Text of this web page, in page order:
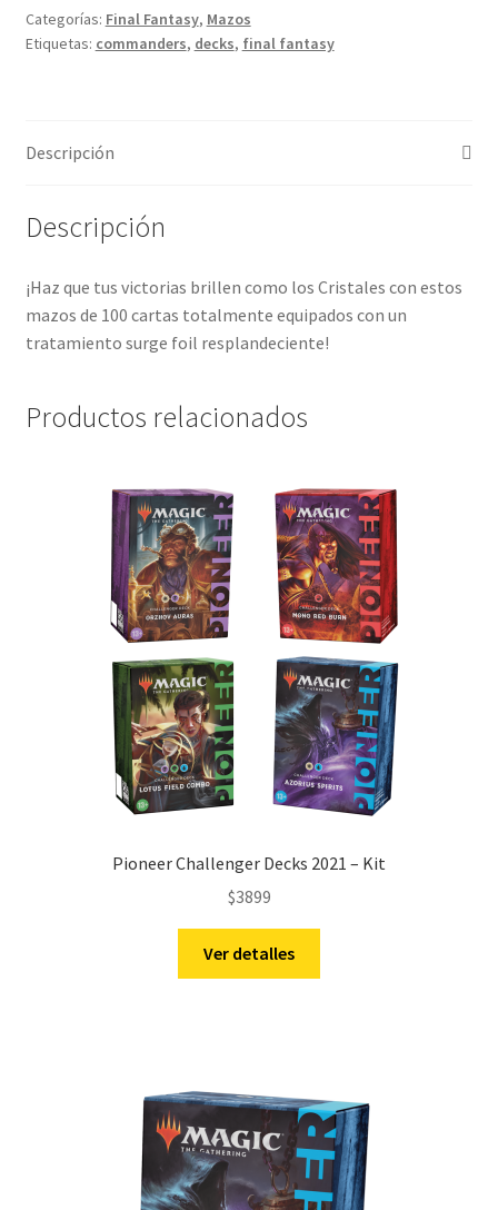
Categorías: Final Fantasy, Mazos
Etiquetas: commanders, decks, final fantasy
Descripción
Descripción
¡Haz que tus victorias brillen como los Cristales con estos
mazos de 100 cartas totalmente equipados con un
tratamiento surge foil resplandeciente!
Productos relacionados
Pioneer Challenger Decks 2021 – Kit
$3899
Ver detalles